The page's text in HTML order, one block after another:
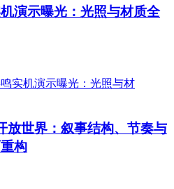
演示曝光：光照与材质全
放世界：叙事结构、节奏与
构